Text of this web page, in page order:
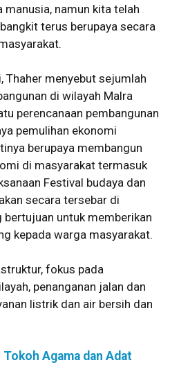
namun kita telah
terus berupaya secara
Thaher menyebut sejumlah
di wilayah Malra
perencanaan pembangunan
pemulihan ekonomi
berupaya membangun
di masyarakat termasuk
Festival budaya dan
secara tersebar di
untuk memberikan
kepada warga masyarakat.
fokus pada
penanganan jalan dan
listrik dan air bersih dan
Tokoh Agama dan Adat